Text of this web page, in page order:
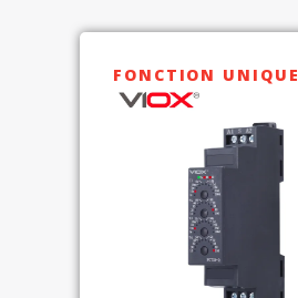
FONCTION UNIQUE